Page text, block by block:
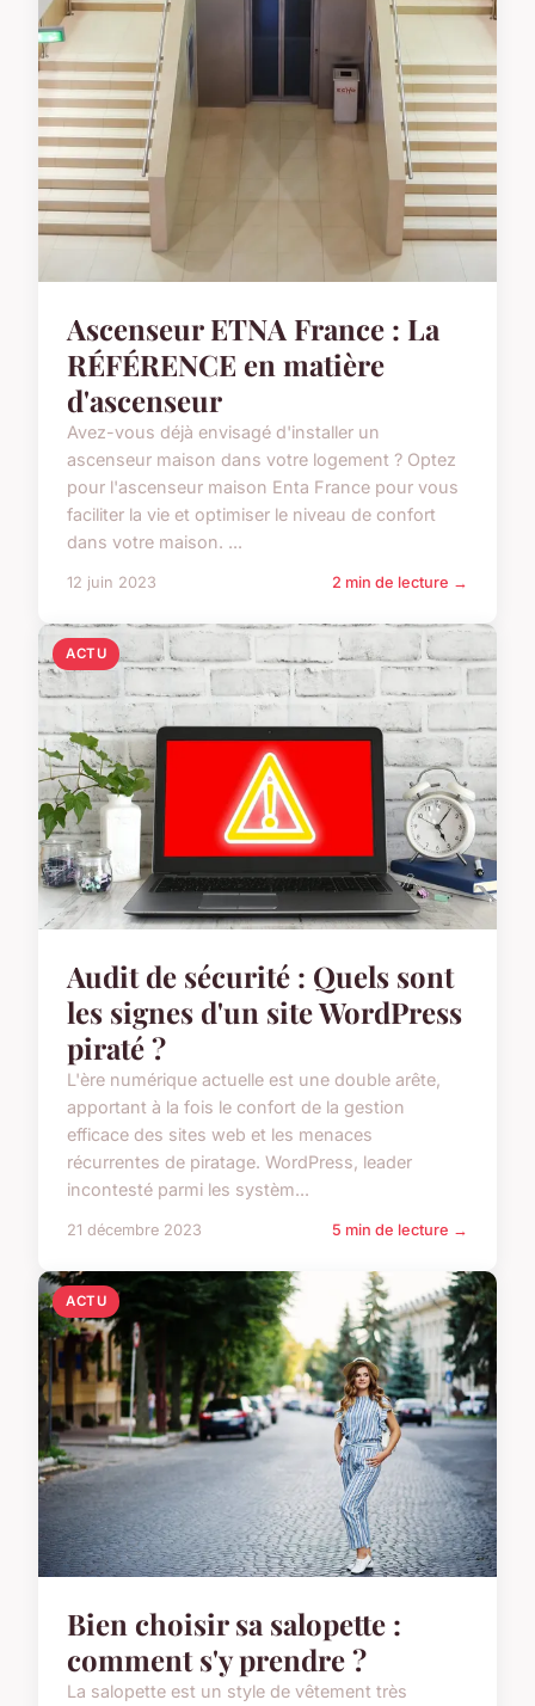
Ascenseur ETNA France : La
RÉFÉRENCE en matière
d'ascenseur
Avez-vous déjà envisagé d'installer un
ascenseur maison dans votre logement ? Optez
pour l'ascenseur maison Enta France pour vous
faciliter la vie et optimiser le niveau de confort
dans votre maison. ...
12 juin 2023 2 min de lecture →
ACTU
Audit de sécurité : Quels sont
les signes d'un site WordPress
piraté ?
L'ère numérique actuelle est une double arête,
apportant à la fois le confort de la gestion
efficace des sites web et les menaces
récurrentes de piratage. WordPress, leader
incontesté parmi les systèm...
21 décembre 2023 5 min de lecture →
ACTU
Bien choisir sa salopette :
comment s'y prendre ?
La salopette est un style de vêtement très